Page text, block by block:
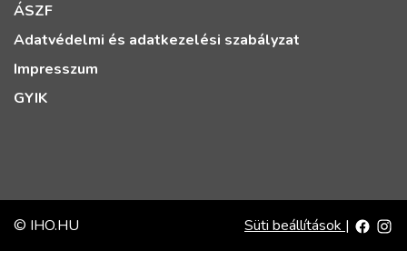
ÁSZF
Adatvédelmi és adatkezelési szabályzat
Impresszum
GYIK
© IHO.HU Süti beállítások |